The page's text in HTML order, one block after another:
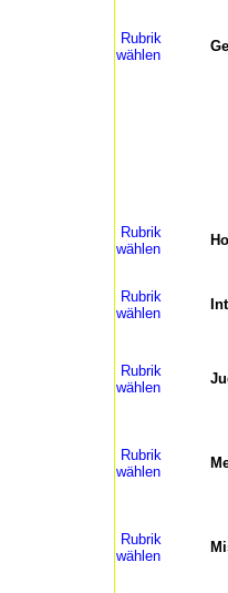
Rubrik
wählen
Rubrik
wählen
Rubrik
wählen
Rubrik
wählen
Rubrik
wählen
Rubrik
wählen